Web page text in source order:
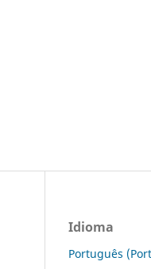
Idioma
Português